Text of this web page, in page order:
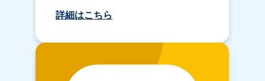
詳細はこちら